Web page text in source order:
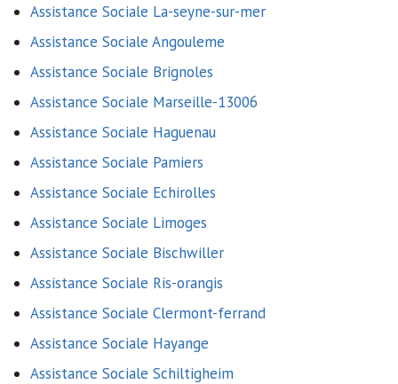
Assistance Sociale La-seyne-sur-mer
Assistance Sociale Angouleme
Assistance Sociale Brignoles
Assistance Sociale Marseille-13006
Assistance Sociale Haguenau
Assistance Sociale Pamiers
Assistance Sociale Echirolles
Assistance Sociale Limoges
Assistance Sociale Bischwiller
Assistance Sociale Ris-orangis
Assistance Sociale Clermont-ferrand
Assistance Sociale Hayange
Assistance Sociale Schiltigheim